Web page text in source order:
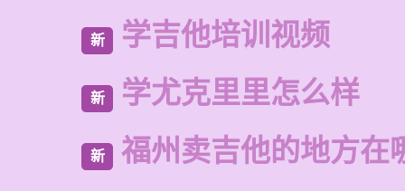
新 学吉他培训视频
新 学尤克里里怎么样
新 福州卖吉他的地方在